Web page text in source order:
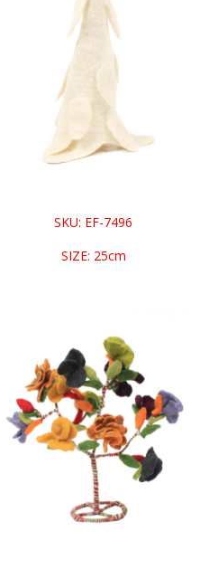
SKU: EF-7496
SIZE: 25cm